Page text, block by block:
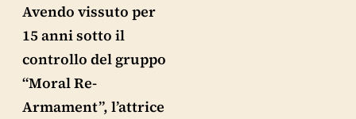
Avendo vissuto per
15 anni sotto il
controllo del gruppo
“Moral Re-
Armament”, l’attrice